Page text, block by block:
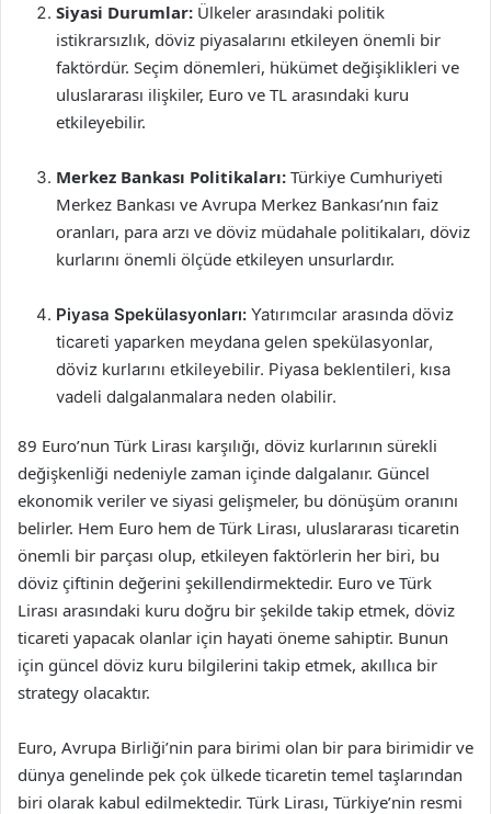
Siyasi Durumlar: Ülkeler arasındaki politik
istikrarsızlık, döviz piyasalarını etkileyen önemli bir
faktördür. Seçim dönemleri, hükümet değişiklikleri ve
uluslararası ilişkiler, Euro ve TL arasındaki kuru
etkileyebilir.
Merkez Bankası Politikaları: Türkiye Cumhuriyeti
Merkez Bankası ve Avrupa Merkez Bankası’nın faiz
oranları, para arzı ve döviz müdahale politikaları, döviz
kurlarını önemli ölçüde etkileyen unsurlardır.
Piyasa Spekülasyonları: Yatırımcılar arasında döviz
ticareti yaparken meydana gelen spekülasyonlar,
döviz kurlarını etkileyebilir. Piyasa beklentileri, kısa
vadeli dalgalanmalara neden olabilir.
89 Euro’nun Türk Lirası karşılığı, döviz kurlarının sürekli
değişkenliği nedeniyle zaman içinde dalgalanır. Güncel
ekonomik veriler ve siyasi gelişmeler, bu dönüşüm oranını
belirler. Hem Euro hem de Türk Lirası, uluslararası ticaretin
önemli bir parçası olup, etkileyen faktörlerin her biri, bu
döviz çiftinin değerini şekillendirmektedir. Euro ve Türk
Lirası arasındaki kuru doğru bir şekilde takip etmek, döviz
ticareti yapacak olanlar için hayati öneme sahiptir. Bunun
için güncel döviz kuru bilgilerini takip etmek, akıllıca bir
strategy olacaktır.
Euro, Avrupa Birliği’nin para birimi olan bir para birimidir ve
dünya genelinde pek çok ülkede ticaretin temel taşlarından
biri olarak kabul edilmektedir. Türk Lirası, Türkiye’nin resmi